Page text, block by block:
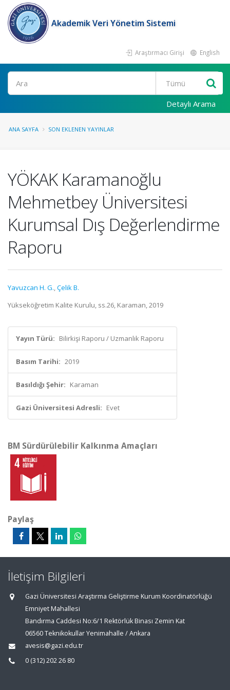
Akademik Veri Yönetim Sistemi
Araştırmacı Girişi English
Ara
Detaylı Arama
ANA SAYFA SON EKLENEN YAYINLAR
YÖKAK Karamanoğlu
Mehmetbey Üniversitesi
Kurumsal Dış Değerlendirme
Raporu
Yavuzcan H. G.,Çelik B.
Yükseköğretim Kalite Kurulu, ss.26, Karaman, 2019
Yayın Türü: Bilirkişi Raporu / Uzmanlık Raporu
Basım Tarihi: 2019
Basıldığı Şehir: Karaman
Gazi Üniversitesi Adresli: Evet
BM Sürdürülebilir Kalkınma Amaçları
Paylaş
İletişim Bilgileri
Gazi Üniversitesi Araştırma Geliştirme Kurum Koordinatörlüğü
Emniyet Mahallesi
Bandırma Caddesi No:6/1 Rektörlük Binası Zemin Kat
06560 Teknikokullar Yenimahalle / Ankara
avesis@gazi.edu.tr
0 (312) 202 26 80